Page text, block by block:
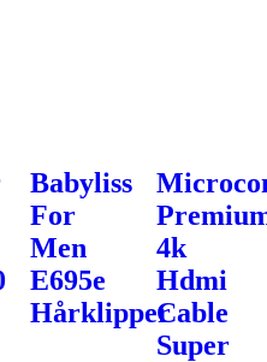
Babyliss
For
Men
E695e
Hårklipper
4k
Hdmi
Cable
Super